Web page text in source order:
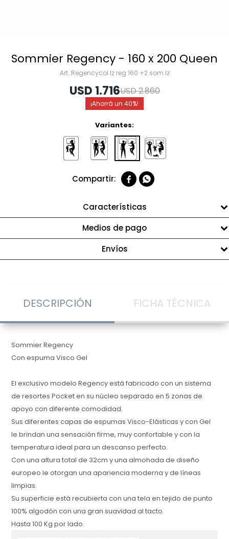
Sommier Regency - 160 x 200 Queen
Regencycol lz reg 160 +2 som lz
USD 1.716USD2.860
40
Variantes:
 
Características
Medios de pago
Envíos
DESCRIPCIÓN FICHA TÉCNICA
Sommier Regency
Con espuma Visco Gel
El exclusivo modelo Regency está fabricado con un sistema
de resortes Pocket en su núcleo separado en 5 zonas de
apoyo con diferente comodidad.
Sus diferentes capas de espumas Visco-Elásticas y con Gel
le brindan una sensación firme, muy confortable y con la
temperatura ideal para un descanso perfecto.
Con una altura total de 32cm y una almohada de diseño
europeo le otorgan una apariencia moderna y de líneas
limpias.
Su superficie está recubierta con una tela en tejido de punto
100% algodón con una gran suavidad al tacto.
Hasta 100 Kg por lado.